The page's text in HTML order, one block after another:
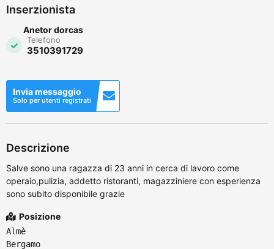
Inserzionista
Anetor dorcas
Telefono
3510391729
Invia messaggio
Solo per utenti registrati
Descrizione
Salve sono una ragazza di 23 anni in cerca di lavoro come
operaio,pulizia, addetto ristoranti, magazziniere con esperienza
sono subito disponibile grazie
Posizione
Almè
Bergamo